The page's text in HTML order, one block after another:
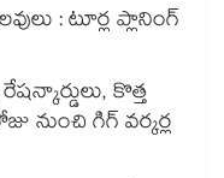
: టూర్ల ప్లానింగ్
కొత్త
నుంచి గిగ్ వర్కర్ల